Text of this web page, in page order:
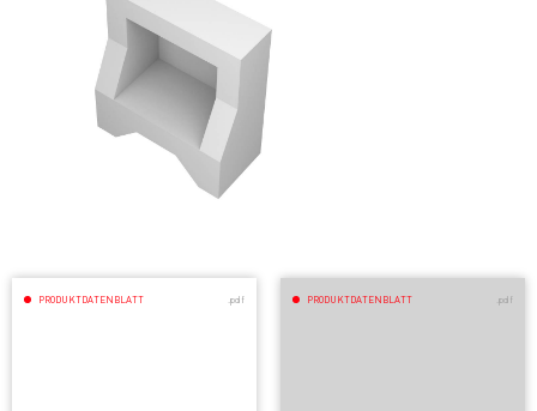
PRODUKTDATENBLATT .pdf
PRODUKTDATENBLATT .pdf